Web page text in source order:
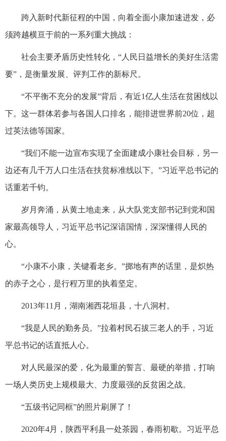
跨入新时代新征程的中国，向着全面小康加速进发，必
须跨越横亘于前的一系列重大挑战：
社会主要矛盾历史性转化，“人民日益增长的美好生活需
要”，是衡量发展、评判工作的新标尺。
“不平衡不充分的发展”背后，有近1亿人生活在贫困线以
下。这一群体若参与各国人口排名，能排进世界前20位，超
过英法德等国家。
“我们不能一边宣布实现了全面建成小康社会目标，另一
边还有几千万人口生活在扶贫标准线以下。”习近平总书记的
话重若千钧。
岁月奔涌，从黄土地走来，从大队党支部书记到党和国
家最高领导人，习近平总书记深谙国情，深深懂得人民的
心。
“小康不小康，关键看老乡。”掷地有声的话里，是炽热
的赤子之心，是行程万里的执着坚定。
2013年11月，湖南湘西花垣县，十八洞村。
“我是人民的勤务员。”拉着村民石拔三老人的手，习近
平总书记的话直抵人心。
对人民最深的爱，化为最重的誓言、最硬的举措，打响
一场人类历史上规模最大、力度最强的反贫困之战。
“五级书记同框”的照片刷屏了！
2020年4月，陕西平利县一处茶园，春雨初歇。习近平总